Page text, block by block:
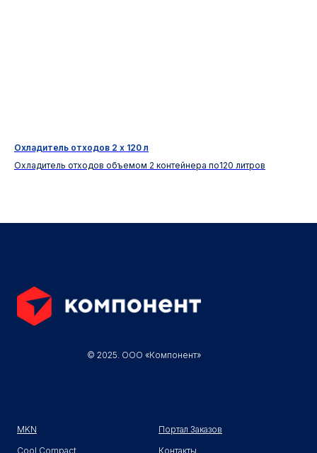
Охладитель отходов 2 х 120 л
Охладитель отходов объемом 2 контейнера по120 литров
© 2025. ООО «Компонент»
MKN
Cool Compact
Портал Заказов
Контакты